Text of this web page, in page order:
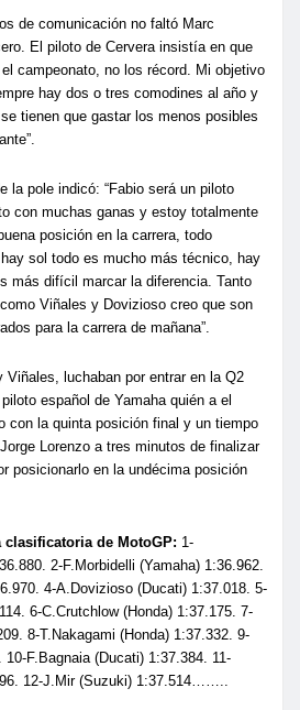
de comunicación no faltó Marc
El piloto de Cervera insistía en que
campeonato, no los récord. Mi objetivo
hay dos o tres comodines al año y
tienen que gastar los menos posibles
la pole indicó: “Fabio será un piloto
con muchas ganas y estoy totalmente
posición en la carrera, todo
sol todo es mucho más técnico, hay
más difícil marcar la diferencia. Tanto
Viñales y Dovizioso creo que son
para la carrera de mañana”.
luchaban por entrar en la Q2
español de Yamaha quién a el
con la quinta posición final y un tiempo
Lorenzo a tres minutos de finalizar
posicionarlo en la undécima posición
clasificatoria de MotoGP: 1-
2-F.Morbidelli (Yamaha) 1:36.962.
4-A.Dovizioso (Ducati) 1:37.018. 5-
6-C.Crutchlow (Honda) 1:37.175. 7-
8-T.Nakagami (Honda) 1:37.332. 9-
F.Bagnaia (Ducati) 1:37.384. 11-
12-J.Mir (Suzuki) 1:37.514……..